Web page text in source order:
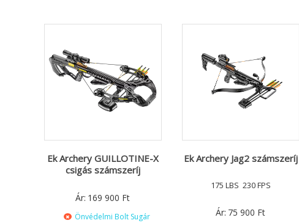
Ek Archery GUILLOTINE-X
csigás számszeríj
Ár: 169 900 Ft
Önvédelmi Bolt Sugár
Ek Archery Jag2 számszeríj
175 LBS 230 FPS
Ár: 75 900 Ft